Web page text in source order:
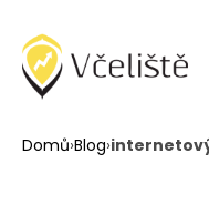
Domů›Blog›